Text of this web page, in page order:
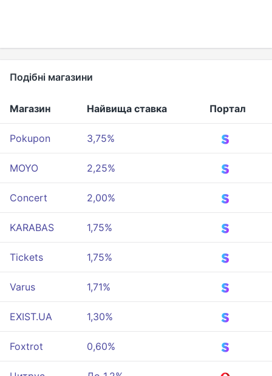
Подібні магазини
Магазин Найвища ставка Портал
Pokupon 3,75%
MOYO 2,25%
Concert 2,00%
KARABAS 1,75%
Tickets 1,75%
Varus 1,71%
EXIST.UA 1,30%
Foxtrot 0,60%